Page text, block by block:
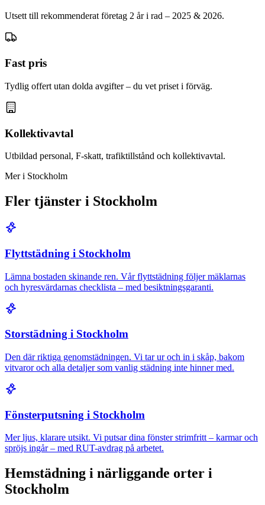
Utsett till rekommenderat företag 2 år i rad – 2025 & 2026.
Fast pris
Tydlig offert utan dolda avgifter – du vet priset i förväg.
Kollektivavtal
Utbildad personal, F-skatt, trafiktillstånd och kollektivavtal.
Mer i Stockholm
Fler tjänster i Stockholm
Flyttstädning i Stockholm
Lämna bostaden skinande ren. Vår flyttstädning följer mäklarnas
och hyresvärdarnas checklista – med besiktningsgaranti.
Storstädning i Stockholm
Den där riktiga genomstädningen. Vi tar ur och in i skåp, bakom
vitvaror och alla detaljer som vanlig städning inte hinner med.
Fönsterputsning i Stockholm
Mer ljus, klarare utsikt. Vi putsar dina fönster strimfritt – karmar och
spröjs ingår – med RUT-avdrag på arbetet.
Hemstädning i närliggande orter i
Stockholm